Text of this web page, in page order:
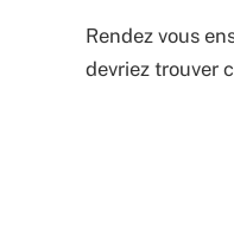
Rendez vous
devriez trouver